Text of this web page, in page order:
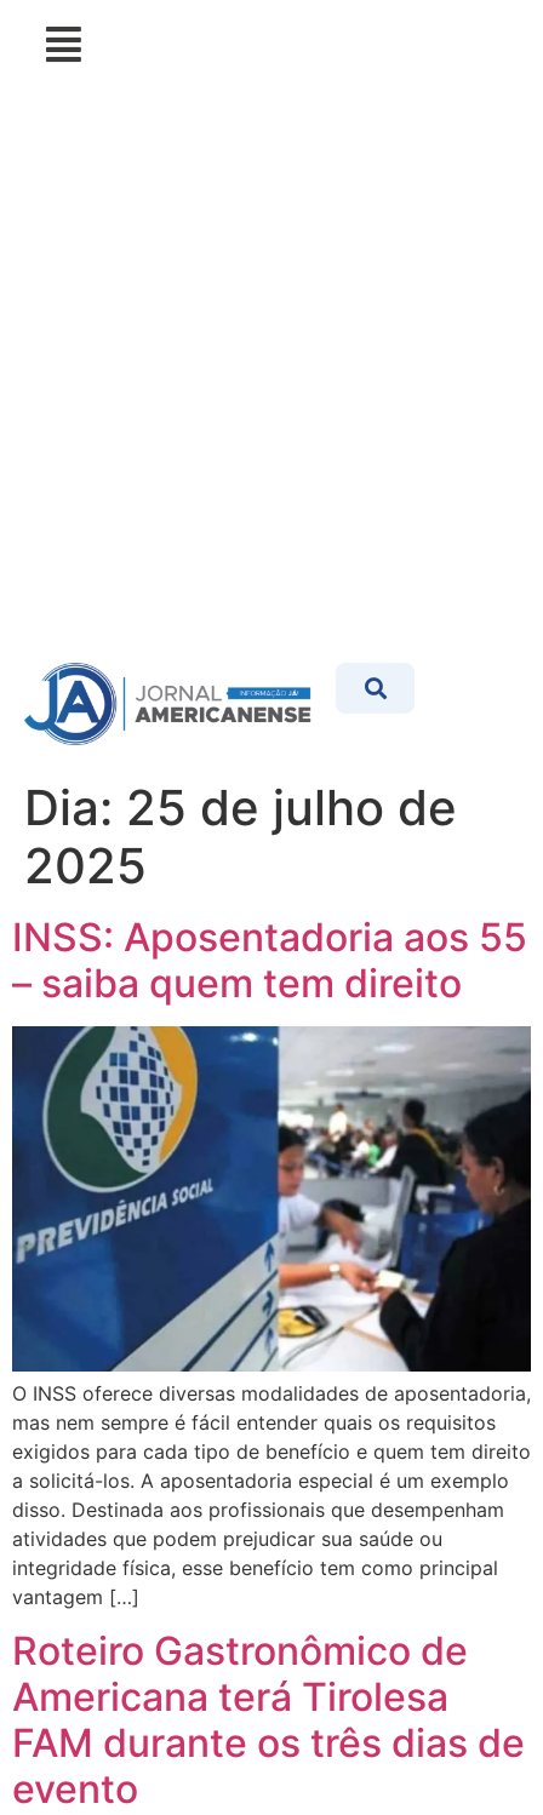
Dia: 25 de julho de
2025
INSS: Aposentadoria aos 55
– saiba quem tem direito
O INSS oferece diversas modalidades de aposentadoria,
mas nem sempre é fácil entender quais os requisitos
exigidos para cada tipo de benefício e quem tem direito
a solicitá-los. A aposentadoria especial é um exemplo
disso. Destinada aos profissionais que desempenham
atividades que podem prejudicar sua saúde ou
integridade física, esse benefício tem como principal
vantagem […]
Roteiro Gastronômico de
Americana terá Tirolesa
FAM durante os três dias de
evento